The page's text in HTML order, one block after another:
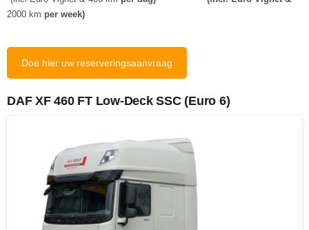
2000 km per week)
Doe hier uw reserveringsaanvraag
DAF XF 460 FT Low-Deck SSC (Euro 6)